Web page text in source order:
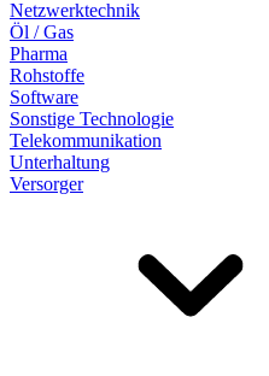
Netzwerktechnik
Öl / Gas
Pharma
Rohstoffe
Software
Sonstige Technologie
Telekommunikation
Unterhaltung
Versorger